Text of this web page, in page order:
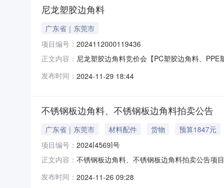
尼龙塑胶边角料
广东省｜东莞市
项目编号： 2024112000119436
正文内容： 尼龙塑胶边角料竞价会【PC塑胶边角料、
形状：不规则，状态：经废碎，白色，主要成
发布时间： 2024-11-29 18:44
不锈钢板边角料、不锈钢板边角料拍卖公告
广东省｜东莞市 材料配件 货物
预算1847元
项目编号： 2024[4569]号
正文内容： 不锈钢板边角料、不锈钢板边角料拍卖公告项
会编号2024112000119437转让方名称益伸电
发布时间： 2024-11-26 09:28